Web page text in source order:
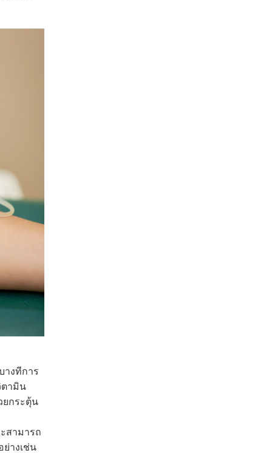
งทีการ
ตามิน
ยกระตุ้น
สามารถ
างเช่น